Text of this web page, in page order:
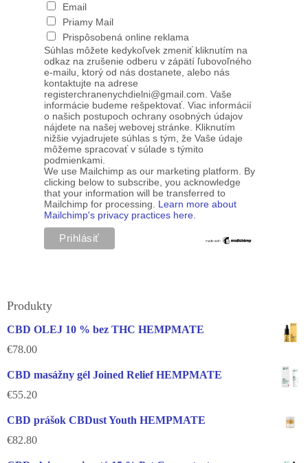
Email
Priamy Mail
Prispôsobená online reklama
Súhlas môžete kedykoľvek zmeniť kliknutím na
odkaz na zrušenie odberu v zápätí ľubovoľného
e-mailu, ktorý od nás dostanete, alebo nás
kontaktujte na adrese
registerchranenychdielni@gmail.com. Vaše
informácie budeme rešpektovať. Viac informácií
o našich postupoch ochrany osobných údajov
nájdete na našej webovej stránke. Kliknutím
nižšie vyjadrujete súhlas s tým, že Vaše údaje
môžeme spracovať v súlade s týmito
podmienkami.
We use Mailchimp as our marketing platform. By
clicking below to subscribe, you acknowledge
that your information will be transferred to
Mailchimp for processing. Learn more about
Mailchimp's privacy practices here.
Produkty
CBD OLEJ 10 % bez THC HEMPMATE
€78.00
CBD masážny gél Joined Relief HEMPMATE
€55.20
CBD prášok CBDust Youth HEMPMATE
€82.80